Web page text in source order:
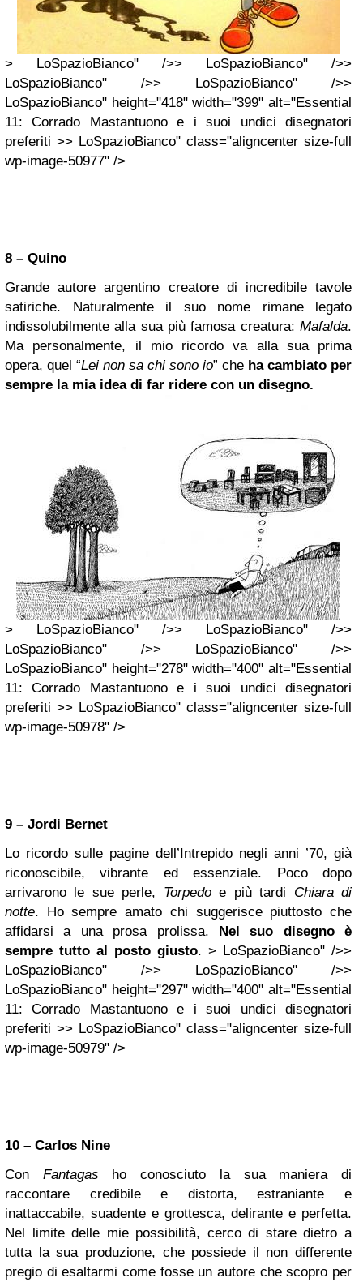
> LoSpazioBianco" />> LoSpazioBianco" />>
LoSpazioBianco" />> LoSpazioBianco" />>
LoSpazioBianco" height="418" width="399" alt="Essential
11: Corrado Mastantuono e i suoi undici disegnatori
preferiti >> LoSpazioBianco" class="aligncenter size-full
wp-image-50977" />
8 – Quino
Grande autore argentino creatore di incredibile tavole
satiriche. Naturalmente il suo nome rimane legato
indissolubilmente alla sua più famosa creatura: Mafalda.
Ma personalmente, il mio ricordo va alla sua prima
opera, quel “Lei non sa chi sono io” che ha cambiato per
sempre la mia idea di far ridere con un disegno.
> LoSpazioBianco" />> LoSpazioBianco" />>
LoSpazioBianco" />> LoSpazioBianco" />>
LoSpazioBianco" height="278" width="400" alt="Essential
11: Corrado Mastantuono e i suoi undici disegnatori
preferiti >> LoSpazioBianco" class="aligncenter size-full
wp-image-50978" />
9 – Jordi Bernet
Lo ricordo sulle pagine dell’Intrepido negli anni ’70, già
riconoscibile, vibrante ed essenziale. Poco dopo
arrivarono le sue perle, Torpedoe più tardi Chiara di
notte. Ho sempre amato chi suggerisce piuttosto che
affidarsi a una prosa prolissa. Nel suo disegno è
sempre tutto al posto giusto. > LoSpazioBianco" />>
LoSpazioBianco" />> LoSpazioBianco" />>
LoSpazioBianco" height="297" width="400" alt="Essential
11: Corrado Mastantuono e i suoi undici disegnatori
preferiti >> LoSpazioBianco" class="aligncenter size-full
wp-image-50979" />
10 – Carlos Nine
Con Fantagas ho conosciuto la sua maniera di
raccontare credibile e distorta, estraniante e
inattaccabile, suadente e grottesca, delirante e perfetta.
Nel limite delle mie possibilità, cerco di stare dietro a
tutta la sua produzione, che possiede il non differente
pregio di esaltarmi come fosse un autore che scopro per